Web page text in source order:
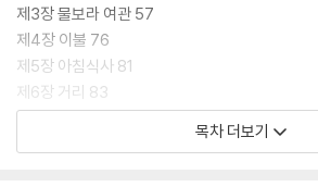
이 마비되어버린 에이해브의 비극을 통해 인간
리, 파괴의 충동, 선과 악의 갈등, 그리고 인간이
되돌아보게 한다. 대양에서 펼쳐지는 에이해브와
의지에, 우주의 힘에 대항하는 인간의 모습을 떠
는 우주의 섭리와 삶의 비극을 가르치는 장場이
제3장 물보라 여관 57
제4장 이불 76
제5장 아침식사 81
제6장 거리 83
제7장 예배당 87
목차 더보기